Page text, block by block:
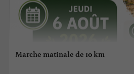
Marche matinale de 10 km